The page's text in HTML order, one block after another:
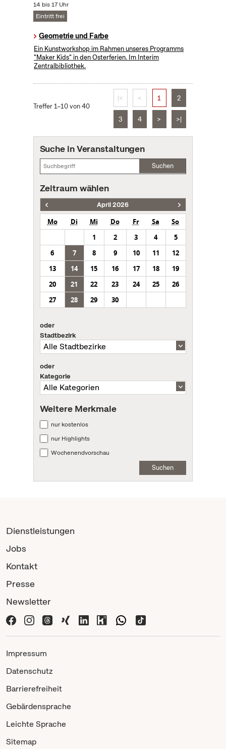
14 bis 17 Uhr
Eintritt frei
Geometrie und Farbe
Ein Kunstworkshop im Rahmen unseres Programms
"Maker Kids" in den Osterferien. Im Interim
Zentralbibliothek.
Treffer 1–10 von 40
|< < 1 2
3 4 > >|
Suche in Veranstaltungen
Suchen
Zeitraum wählen
April 2026
Mo Di Mi Do Fr Sa
So
1
2 3 4
5
6
7 8 9 10 11
12
13
14 15 16 17 18
19
20
21 22 23 24 25
26
27
28 29 30
oder
Stadtbezirk
oder
Kategorie
Weitere Merkmale
nur kostenlos
nur Highlights
Wochenendvorschau
Suchen
Dienstleistungen
Jobs
Kontakt
Presse
Newsletter
Impressum
Datenschutz
Barrierefreiheit
Gebärdensprache
Leichte Sprache
Sitemap